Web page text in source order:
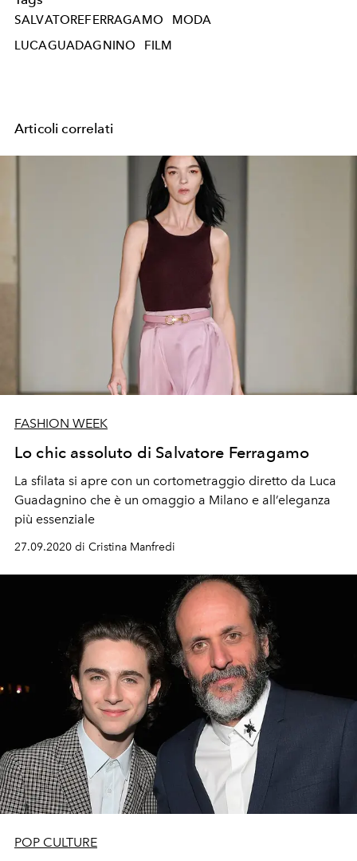
SALVATOREFERRAGAMO
MODA
LUCAGUADAGNINO
FILM
Articoli correlati
FASHION WEEK
Lo chic assoluto di Salvatore Ferragamo
La sfilata si apre con un cortometraggio diretto da Luca
Guadagnino che è un omaggio a Milano e all’eleganza
più essenziale
27.09.2020 di Cristina Manfredi
POP CULTURE